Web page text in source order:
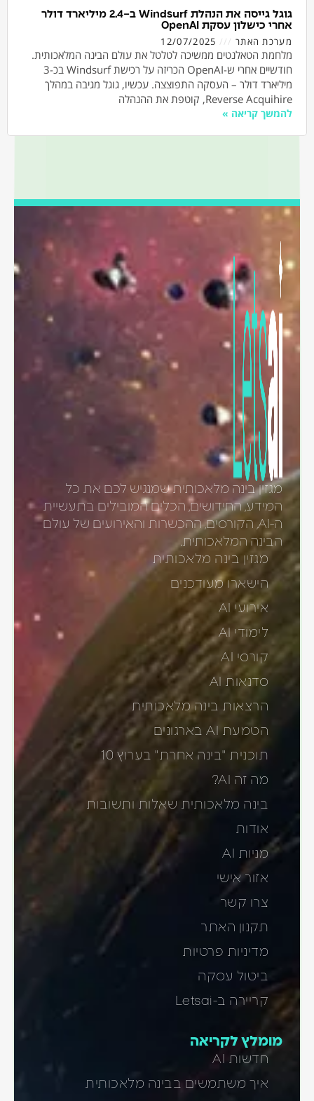
גוגל גייסה את הנהלת Windsurf ב-2.4 מיליארד דולר
אחרי כישלון עסקת OpenAI
מערכת האתר
מלחמת הטאלנטים ממשיכה לטלטל את עולם הבינה המלאכותית.
חודשיים אחרי ש-OpenAI הכריזה על רכישת Windsurf בכ-3
מיליארד דולר – העסקה התפוצצה. עכשיו, גוגל מגיבה במהלך
Reverse Acquihire, קוטפת את ההנהלה
להמשך קריאה »
מגזין בינה מלאכותית שמנגיש לכם את כל
המידע, החידושים, הכלים המובילים בתעשיית
ה-AI, הקורסים, ההכשרות והאירועים של עולם
הבינה המלאכותית.
מגזין בינה מלאכותית
הישארו מעודכנים
אירועי AI
לימודי AI
קורסי AI
סדנאות AI
הרצאות בינה מלאכותית
הטמעת AI בארגונים
תוכנית "בינה אחרת" בערוץ 10
מה זה AI?
בינה מלאכותית שאלות ותשובות
אודות
מניות AI
אזור אישי
צרו קשר
תקנון האתר
מדיניות פרטיות
ביטול עסקה
קריירה ב-Letsai
מומלץ לקריאה
חדשות AI
איך משתמשים בבינה מלאכותית